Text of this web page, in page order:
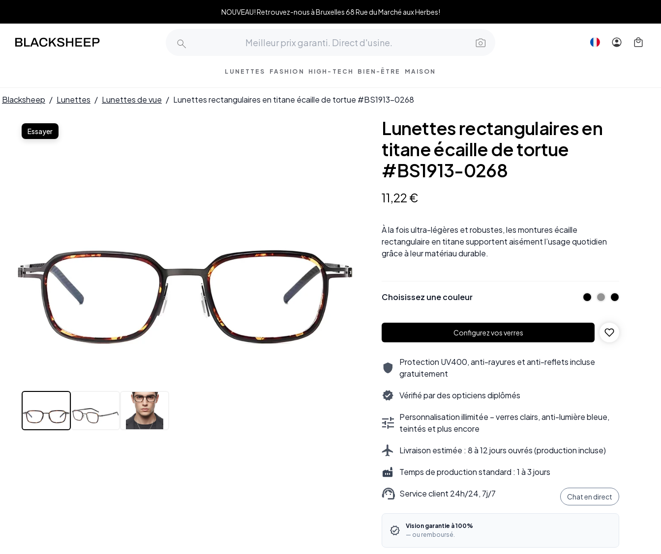
NOUVEAU! Retrouvez-nous à Bruxelles 68 Rue du Marché aux Herbes!
LUNETTES FASHION HIGH-TECH BIEN-ÊTRE MAISON
Blacksheep / Lunettes / Lunettes de vue / Lunettes rectangulaires en titane écaille de tortue #BS1913-0268
Essayer
Lunettes rectangulaires en
titane écaille de tortue
#BS1913-0268
11,22 €
À la fois ultra-légères et robustes, les montures écaille
rectangulaire en titane supportent aisément l’usage quotidien
grâce à leur matériau durable.
Choisissez une couleur
Configurez vos verres
Protection UV400, anti-rayures et anti-reflets incluse
gratuitement
Vérifié par des opticiens diplômés
Personnalisation illimitée – verres clairs, anti-lumière bleue,
teintés et plus encore
Livraison estimée : 8 à 12 jours ouvrés (production incluse)
Temps de production standard : 1 à 3 jours
Service client 24h/24, 7j/7 Chat en direct
Vision garantie à 100%
— ou remboursé.